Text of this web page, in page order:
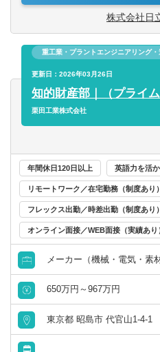
①グローバル税務チームは
20代、30代を中心とする組
②フレックス・在宅勤務制
メンバーが多いです。
応じて変更となる場合がご
い。
【求める人物像】※期待行
【全職種共通（日立グルー
・People Champion（一人
多様な人財を活かすために
ンスを最大限に発揮できる
・Customer & Society
る）：
に貢献する。
・Innovation（イノベーシ
新しい価値を生み出すため
に挑戦し、素早く応えて、
【その他職種特有】
・各ビジネスの関係者と積
ることができる方
領域において、所属する組
行、管理、組織内のメンバ
【職務詳細】
ご本人の経験・適性に応じ
・グローバル事業展開・組
・グループ全体の税務戦略
率管理
・グローバル税務ガバナン
・移転価格管理業務（移転
等）
【配属組織について（概要
持つ日立グループの経理・
て、事業を税務面からサポ
株式会社日
重工業・プラントエンジニアリング・
更新日：2026年03月26日
知的財産部｜（プライム
栗田工業株式会社
年間休日120日以上 英語力を活
リモートワーク／在宅勤務（制度あり）
フレックス出勤／時差出勤（制度あり）
オンライン面接／WEB面接（実績あり
メーカー（機械・電気・素
650万円～967万円
東京都 昭島市 代官山1-4-1
千葉県
神奈川県
新潟県
石川県
山梨県
東海
岐阜県
会計事務所・税理士
金融専門職
すべて選択する
投資事業
経営／企画／管理／事
すべて選択する
経理／財務／管理会計
財務／管理会計